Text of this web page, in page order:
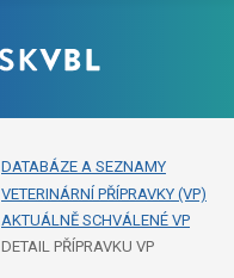
DATABÁZE A SEZNAMY
VETERINÁRNÍ PŘÍPRAVKY (VP)
AKTUÁLNĚ SCHVÁLENÉ VP
DETAIL PŘÍPRAVKU VP